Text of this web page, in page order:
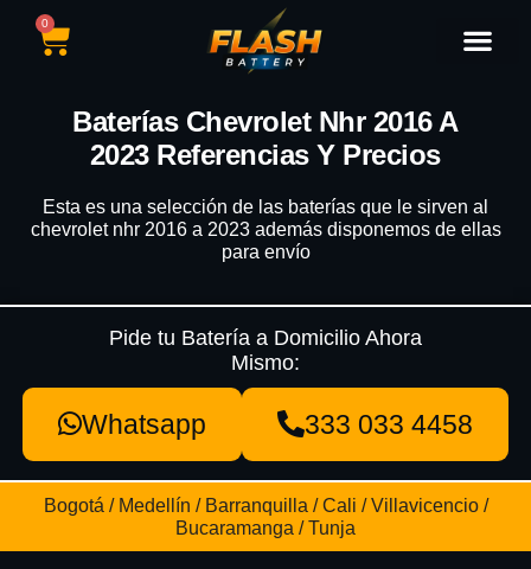
0
Baterías Chevrolet Nhr 2016 A
2023 Referencias Y Precios
Esta es una selección de las baterías que le sirven al
chevrolet nhr 2016 a 2023 además disponemos de ellas
para envío
Pide tu Batería a Domicilio Ahora
Mismo:
Whatsapp 333 033 4458
Bogotá / Medellín / Barranquilla / Cali / Villavicencio /
Bucaramanga / Tunja